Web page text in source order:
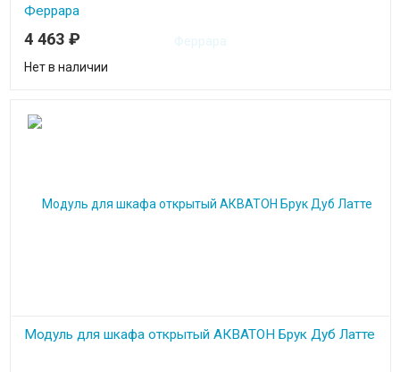
Феррара
4 463 ₽
Нет в наличии
Модуль для шкафа открытый АКВАТОН Брук Дуб Латте